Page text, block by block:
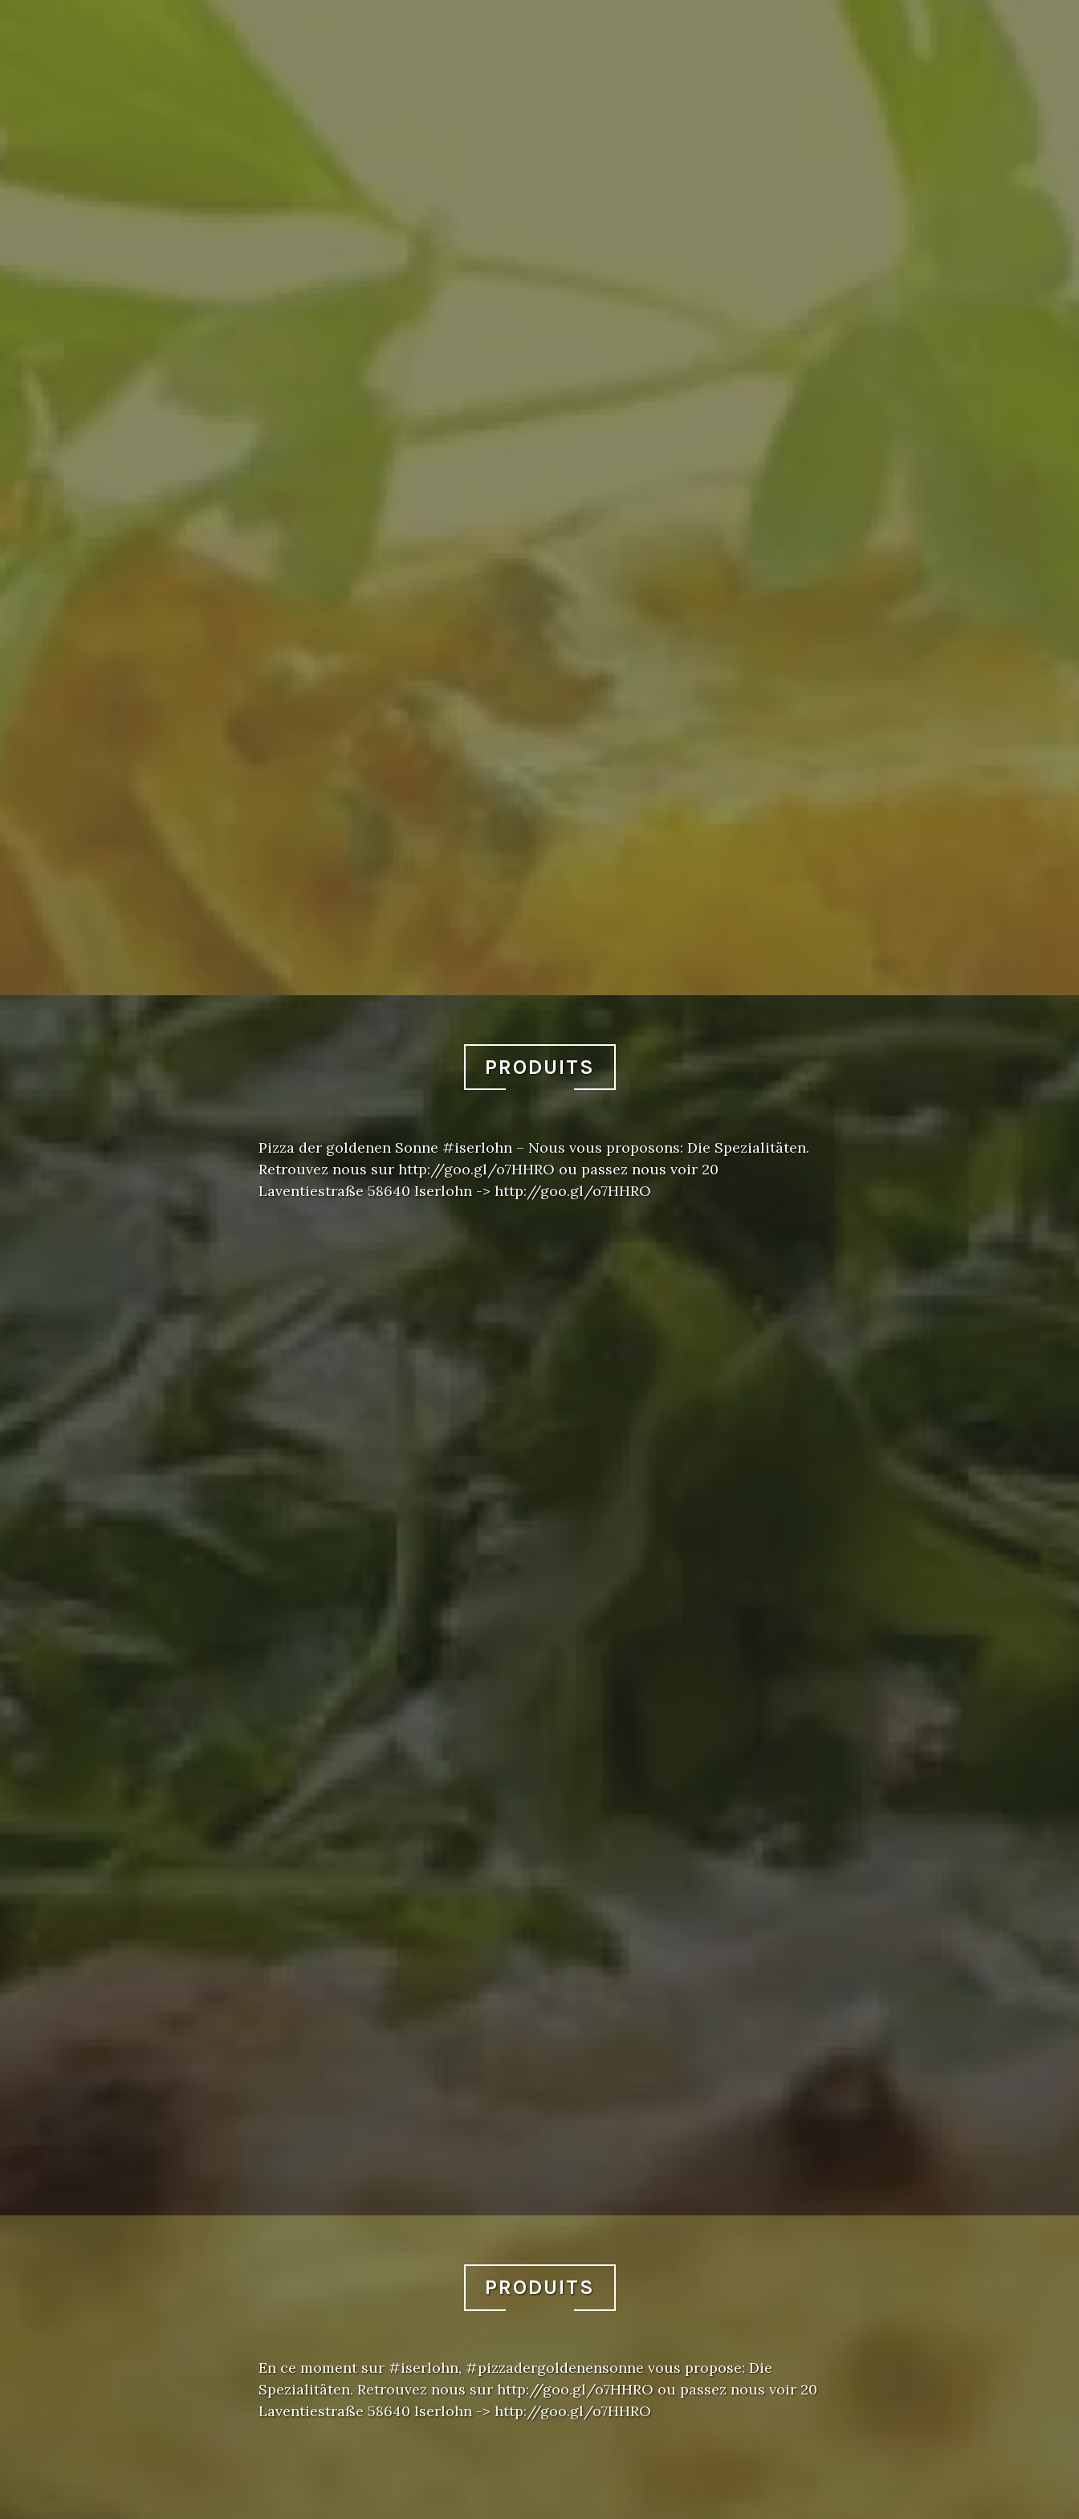
PRODUITS
Pizza der goldenen Sonne #iserlohn – Nous vous proposons: Die Spezialitäten.
Retrouvez nous sur http://goo.gl/o7HHRO ou passez nous voir 20
Laventiestraße 58640 Iserlohn -> http://goo.gl/o7HHRO
PRODUITS
En ce moment sur #iserlohn, #pizzadergoldenensonne vous propose: Die
Spezialitäten. Retrouvez nous sur http://goo.gl/o7HHRO ou passez nous voir 20
Laventiestraße 58640 Iserlohn -> http://goo.gl/o7HHRO